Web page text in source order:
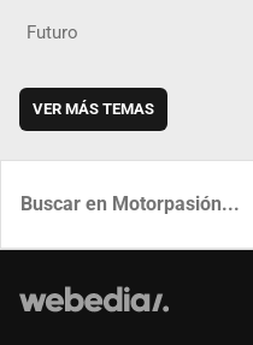
Futuro
VER MÁS TEMAS